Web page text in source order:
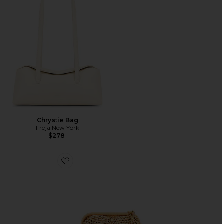
Chrystie Bag
Freja New York
$278
Favorite Harmony Bag